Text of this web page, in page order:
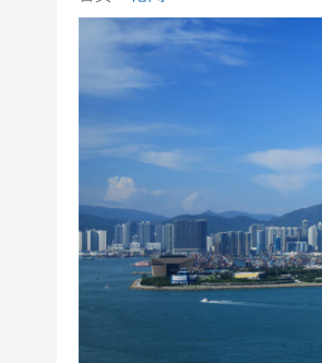
滙豐上調香
有片｜步態
有片｜鄧
報考熱度
有片〡警